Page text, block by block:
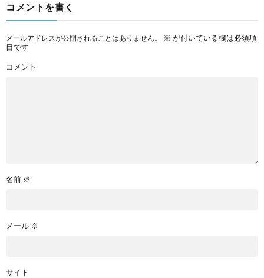
コメントを書く
メールアドレスが公開されることはありません。 ※ が付いている欄は必須項
目です
コメント
名前 ※
メール ※
サイト